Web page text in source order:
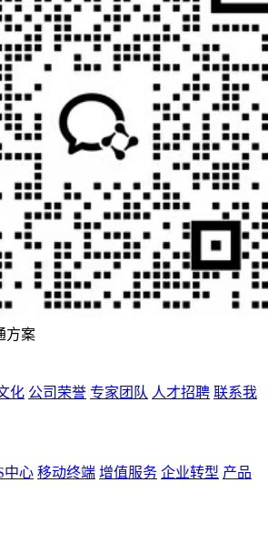
方案
化 公司荣誉 专家团队 人才招聘 联系我
中心 移动终端 增值服务 企业转型 产品